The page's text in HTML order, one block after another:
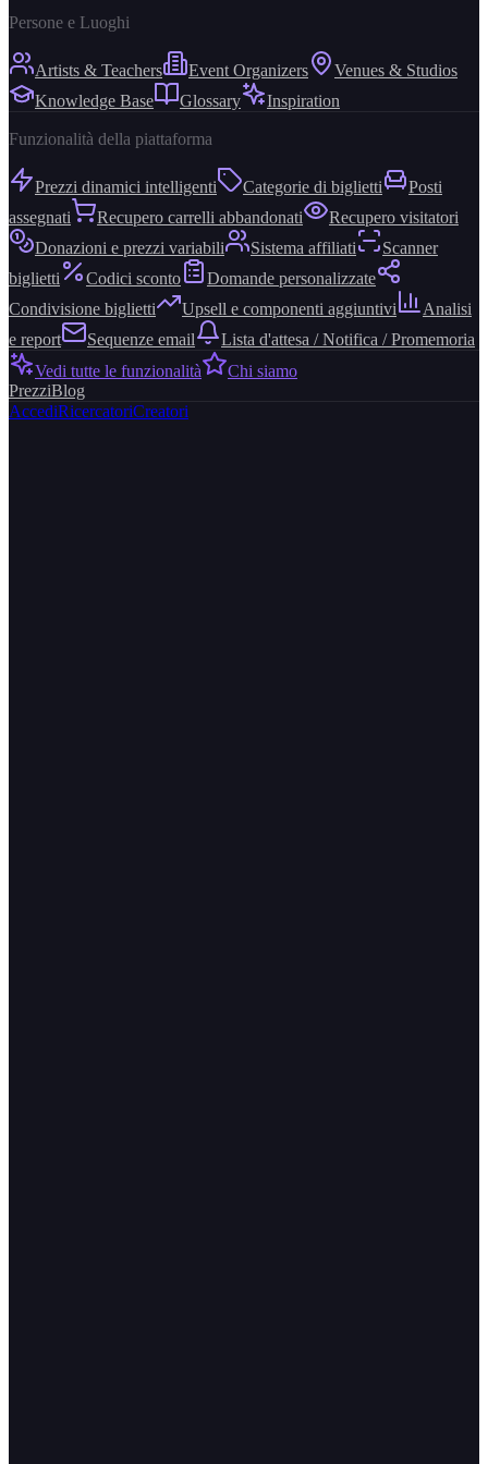
Persone e Luoghi
Artists & Teachers Event Organizers
Venues & Studios
Knowledge Base
Glossary Inspiration
Funzionalità della piattaforma
Prezzi dinamici intelligenti Categorie di biglietti
Posti
assegnati
Recupero carrelli abbandonati
Recupero visitatori
Donazioni e prezzi variabili
Sistema affiliati
Scanner
biglietti
Codici sconto
Domande personalizzate
Condivisione biglietti
Upsell e componenti aggiuntivi
Analisi
e report
Sequenze email
Lista d'attesa / Notifica / Promemoria
Vedi tutte le funzionalità
Chi siamo
PrezziBlog
AccediRicercatoriCreatori